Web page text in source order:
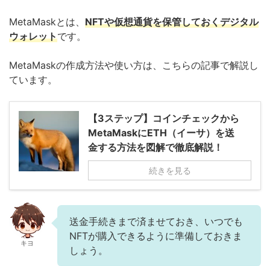
MetaMaskとは、 NFTや仮想通貨を保管しておくデジタル
ウォレットです。
MetaMaskの作成方法や使い方は、こちらの記事で解説し
ています。
【3ステップ】コインチェックから
MetaMaskにETH（イーサ）を送
金する方法を図解で徹底解説！
続きを見る
キヨ
送金手続きまで済ませておき、いつでも
NFTが購入できるように準備しておきま
しょう。